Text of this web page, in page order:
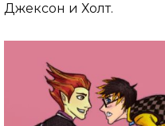
Джексон и Холт.